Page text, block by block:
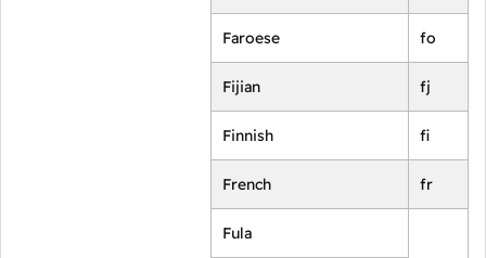
Faroese fo
Fijian fj
Finnish fi
French fr
Fula